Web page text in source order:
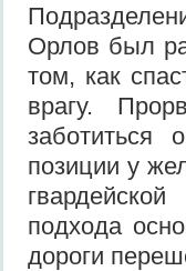
Орлов был
том, как
врагу.
заботиться
позиции у
подхода
дороги